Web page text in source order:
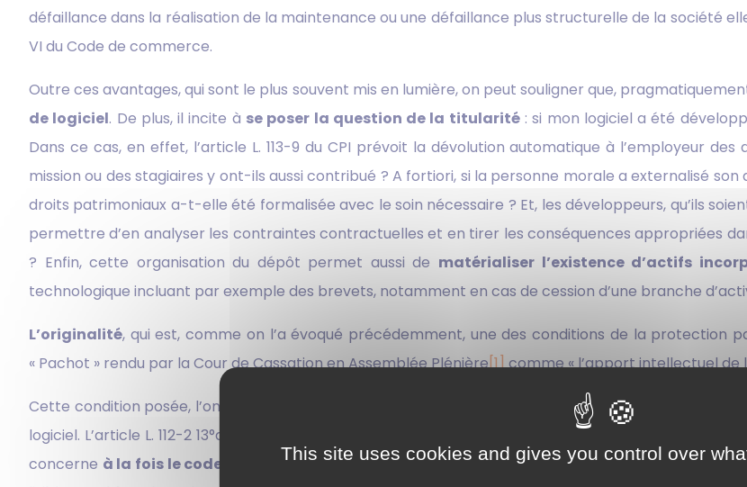
défaillance dans la réalisation de la maintenance ou une défaillance plus structurelle de la société
VI du Code de commerce.
Outre ces avantages, qui sont le plus souvent mis en lumière, on peut souligner que,
de logiciel. De plus, il incite à se poser la question de la titularité: si mon logiciel a été
Dans ce cas, en effet, l’article L. 113-9 du CPI prévoit la dévolution automatique à l’employeur
mission ou des stagiaires y ont-ils aussi contribué ? A fortiori, si la personne morale a externalisé
droits patrimoniaux a-t-elle été formalisée avec le soin nécessaire ? Et, les développeurs, qu’ils
permettre d’en analyser les contraintes contractuelles et en tirer les conséquences appropriées
? Enfin, cette organisation du dépôt permet aussi de matérialiser l’existence d’actifs
technologique incluant par exemple des brevets, notamment en cas de cession d’une branche
L’originalité, qui est, comme on l’a évoqué précédemment, une des conditions de la protection
« Pachot » rendu par la Cour de Cassation en Assemblée Plénière[1]comme « l’apport intellectuel de
Cette condition posée, l’on peut s’interroger sur les créations de forme qui font concrètement
logiciel. L’article L. 112-2 13°du CPI fait référence aux « logiciels, y compris le matériel de
concerne à la fois le code objet , c’est-à-dire le code qui n’est pas lisible par l’être humain sans
This site uses cookies and gives you control over